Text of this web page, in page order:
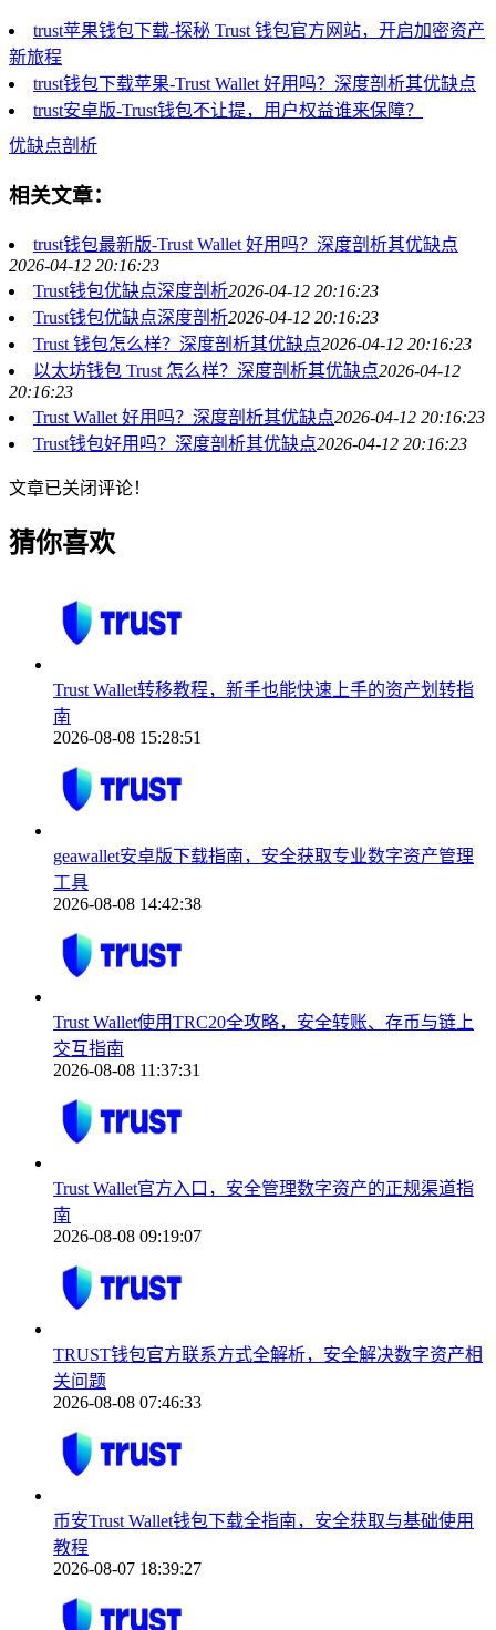
trust苹果钱包下载-探秘 Trust 钱包官方网站，开启加密资产
新旅程
trust钱包下载苹果-Trust Wallet 好用吗？深度剖析其优缺点
trust安卓版-Trust钱包不让提，用户权益谁来保障？
优缺点剖析
相关文章：
trust钱包最新版-Trust Wallet 好用吗？深度剖析其优缺点
2026-04-12 20:16:23
Trust钱包优缺点深度剖析2026-04-12 20:16:23
Trust钱包优缺点深度剖析2026-04-12 20:16:23
Trust 钱包怎么样？深度剖析其优缺点2026-04-12 20:16:23
以太坊钱包 Trust 怎么样？深度剖析其优缺点2026-04-12
20:16:23
Trust Wallet 好用吗？深度剖析其优缺点2026-04-12 20:16:23
Trust钱包好用吗？深度剖析其优缺点2026-04-12 20:16:23
文章已关闭评论！
猜你喜欢
Trust Wallet转移教程，新手也能快速上手的资产划转指
南
2026-08-08 15:28:51
geawallet安卓版下载指南，安全获取专业数字资产管理
工具
2026-08-08 14:42:38
Trust Wallet使用TRC20全攻略，安全转账、存币与链上
交互指南
2026-08-08 11:37:31
Trust Wallet官方入口，安全管理数字资产的正规渠道指
南
2026-08-08 09:19:07
TRUST钱包官方联系方式全解析，安全解决数字资产相
关问题
2026-08-08 07:46:33
币安Trust Wallet钱包下载全指南，安全获取与基础使用
教程
2026-08-07 18:39:27